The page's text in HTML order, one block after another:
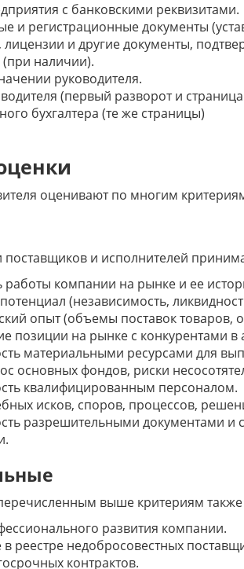
с банковскими реквизитами.
и регистрационные документы
лицензии и другие документы,
(при наличии).
руководителя.
(первый разворот и
бухгалтера (те же страницы)
оценивают по многим
поставщиков и исполнителей
работы компании на рынке и ее
(независимость,
опыт (объемы поставок товаров,
позиции на рынке с конкурентами в
материальными ресурсами для
основных фондов, риски
квалифицированным персоналом.
исков, споров, процессов,
разрешительными документами и
выше критериям
развития компании.
в реестре недобросовестных
контрактов.